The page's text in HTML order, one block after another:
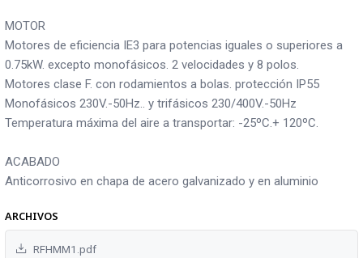
MOTOR
Motores de eficiencia IE3 para potencias iguales o superiores a
0.75kW. excepto monofásicos. 2 velocidades y 8 polos.
Motores clase F. con rodamientos a bolas. protección IP55
Monofásicos 230V.-50Hz.. y trifásicos 230/400V.-50Hz
Temperatura máxima del aire a transportar: -25ºC.+ 120ºC.
ACABADO
Anticorrosivo en chapa de acero galvanizado y en aluminio
ARCHIVOS
RFHMM1.pdf